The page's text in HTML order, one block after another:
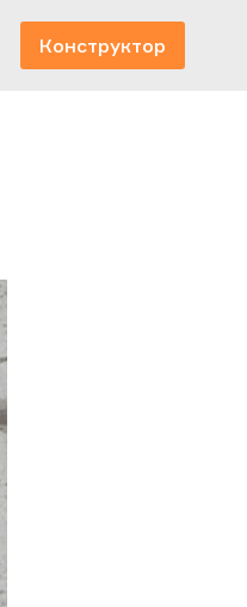
Конструктор